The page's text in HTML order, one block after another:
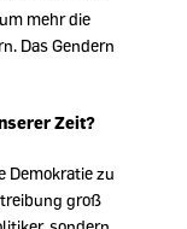
mehr die
Das Gendern
Zeit?
Demokratie zu
groß